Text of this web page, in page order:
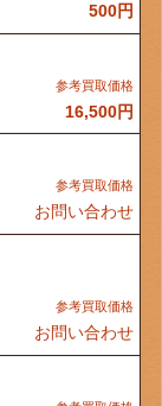
500円
16,500円
お問い合わせ
お問い合わせ